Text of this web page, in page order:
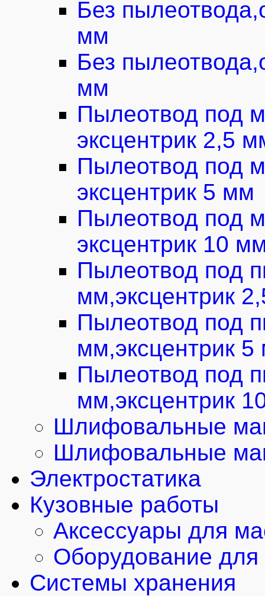
Без
мм
Без
мм
Пылеотвод под
эксцентрик 2,5
Пылеотвод под
эксцентрик 5 мм
Пылеотвод под
эксцентрик 10
Пылеотвод под
мм,эксцентрик
Пылеотвод под
мм,эксцентрик
Пылеотвод под
мм,эксцентрик
Шлифовальные
Шлифовальные
Электростатика
Кузовные работы
Аксессуары для
Оборудование для
Системы хранения